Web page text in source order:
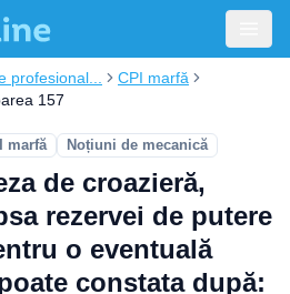
profesional...
CPI marfă
157
marfă Noțiuni de mecanică
de croazieră,
rezervei de putere
o eventuală
constata după: